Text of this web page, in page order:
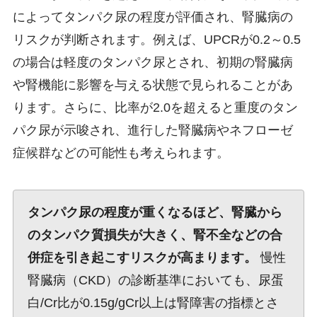
によってタンパク尿の程度が評価され、腎臓病の
リスクが判断されます。例えば、UPCRが0.2～0.5
の場合は軽度のタンパク尿とされ、初期の腎臓病
や腎機能に影響を与える状態で見られることがあ
ります。さらに、比率が2.0を超えると重度のタン
パク尿が示唆され、進行した腎臓病やネフローゼ
症候群などの可能性も考えられます。
タンパク尿の程度が重くなるほど、腎臓から
のタンパク質損失が大きく、腎不全などの合
併症を引き起こすリスクが高まります。
慢性
腎臓病（CKD）の診断基準においても、尿蛋
白/Cr比が0.15g/gCr以上は腎障害の指標とさ